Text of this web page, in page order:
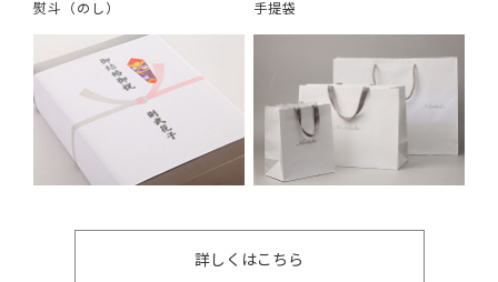
熨斗（のし） 手提袋
詳しくはこちら